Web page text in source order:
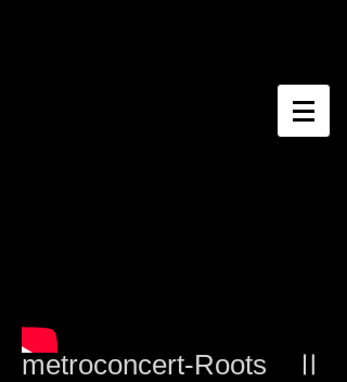
metroconcert-Roots Ⅱ